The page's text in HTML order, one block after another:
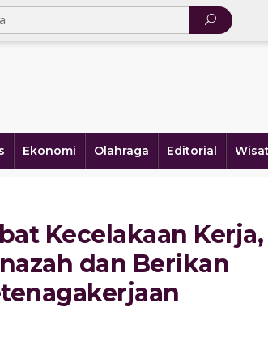
Ekonomi Olahraga Editorial
Kecelakaan Kerja,
dan Berikan